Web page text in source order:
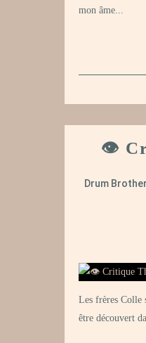
mon âme...
👁️
Drum
Les frères Colle
être découvert